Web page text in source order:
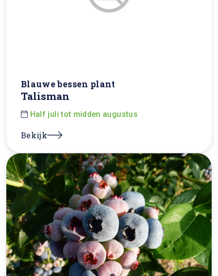
Blauwe bessen plant
Talisman
Half juli tot midden augustus
Bekijk